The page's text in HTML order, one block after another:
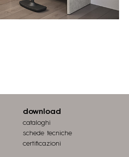
download
cataloghi
schede tecniche
certiﬁcazioni